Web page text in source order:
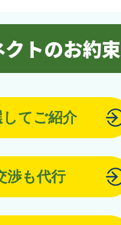
トのお約束
てご紹介
渉も代行